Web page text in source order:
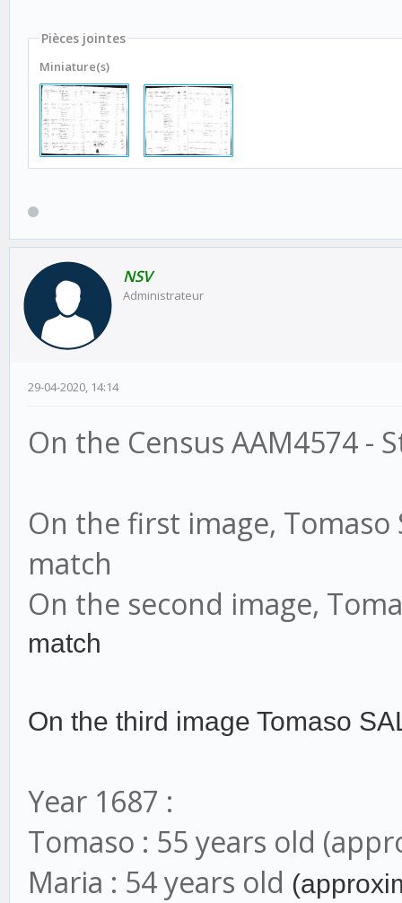
Pièces jointes
Miniature(s)
NSV
Administrateur
29-04-2020, 14:14
On the Census AAM4574 -
On the first image, Tomaso
match
On the second image,
match
On the third image Tomaso
Year 1687 :
Tomaso : 55 years old
Maria : 54 years old